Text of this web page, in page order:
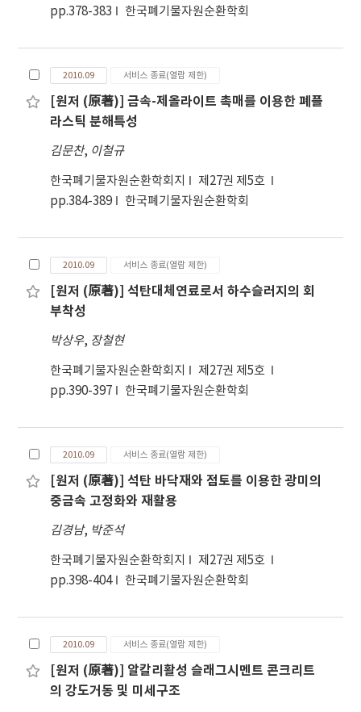
pp.378-383
한국폐기물자원순환학회
2010.09 서비스 종료(열람 제한)
[원저 (原著)] 금속-제올라이트 촉매를 이용한 폐플
라스틱 분해특성
김문찬, 이철규
한국폐기물자원순환학회지
제27권 제5호
pp.384-389
한국폐기물자원순환학회
2010.09 서비스 종료(열람 제한)
[원저 (原著)] 석탄대체연료로서 하수슬러지의 회
부착성
박상우, 장철현
한국폐기물자원순환학회지
제27권 제5호
pp.390-397
한국폐기물자원순환학회
2010.09 서비스 종료(열람 제한)
[원저 (原著)] 석탄 바닥재와 점토를 이용한 광미의
중금속 고정화와 재활용
김경남, 박준석
한국폐기물자원순환학회지
제27권 제5호
pp.398-404
한국폐기물자원순환학회
2010.09 서비스 종료(열람 제한)
[원저 (原著)] 알칼리활성 슬래그시멘트 콘크리트
의 강도거동 및 미세구조